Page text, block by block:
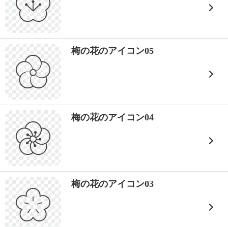
梅の花のアイコン05
梅の花のアイコン04
梅の花のアイコン03